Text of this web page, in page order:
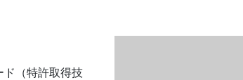
ド （特許取得技